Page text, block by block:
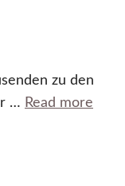
zu den
… Read more